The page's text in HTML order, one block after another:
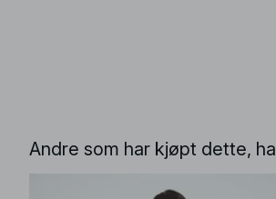
Andre som har kjøpt dette,